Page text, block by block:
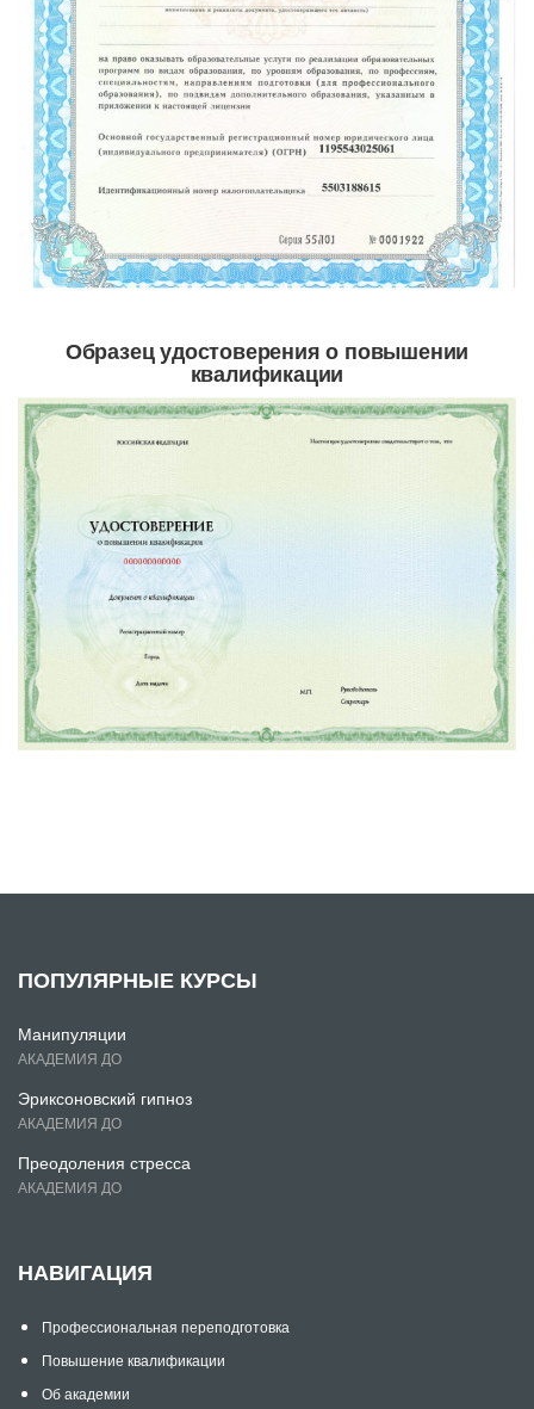
Образец удостоверения о повышении
квалификации
ПОПУЛЯРНЫЕ КУРСЫ
Манипуляции
АКАДЕМИЯ ДО
Эриксоновский гипноз
АКАДЕМИЯ ДО
Преодоления стресса
АКАДЕМИЯ ДО
НАВИГАЦИЯ
Профессиональная переподготовка
Повышение квалификации
Об академии